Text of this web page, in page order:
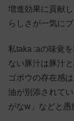
増進効果に貢献
らしさが一気に
私taka :aの味覚
ない豚汁は豚汁
ゴボウの存在感
油が別添されて
がなw」などと愚